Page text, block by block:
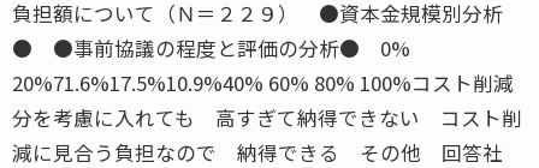
負担額について（Ｎ＝２２９） ●資本金規模別分析
● ●事前協議の程度と評価の分析● 0%
20%71.6%17.5%10.9%40% 60% 80% 100%コスト削減
分を考慮に入れても 高すぎて納得できない コスト削
減に見合う負担なので 納得できる その他 回答社